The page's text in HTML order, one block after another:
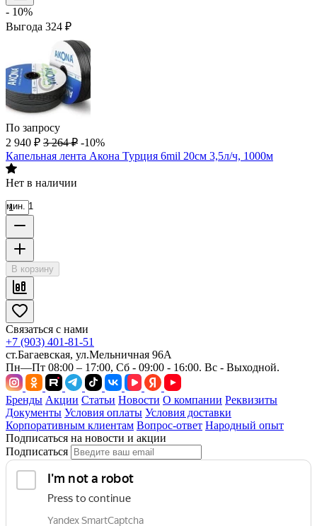
- 10%
Выгода 324 ₽
По запросу
2 940 ₽ 3 264 ₽ -10%
Капельная лента Акона Турция 6mil 20см 3,5л/ч, 1000м
Нет в наличии
мин. 1
В корзину
Связаться с нами
+7 (903) 401-81-51
ст.Багаевская, ул.Мельничная 96А
Пн—Пт 08:00 – 17:00, Сб - 09:00 - 16:00. Вс - Выходной.
Бренды Акции Статьи Новости О компании Реквизиты
Документы Условия оплаты Условия доставки
Корпоративным клиентам Вопрос-ответ Народный опыт
Подписаться на новости и акции
Подписаться